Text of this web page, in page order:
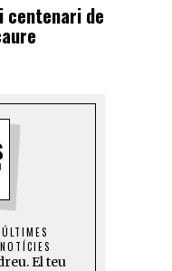
centenari de
ÚLTIMES
NOTÍCIES
El teu